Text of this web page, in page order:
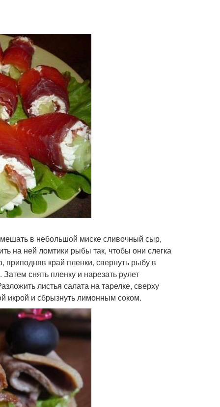
в небольшой миске сливочный сыр,
на ней ломтики рыбы так, чтобы они слегка
приподняв край пленки, свернуть рыбу в
снять пленку и нарезать рулет
листья салата на тарелке, сверху
икрой и сбрызнуть лимонным соком.